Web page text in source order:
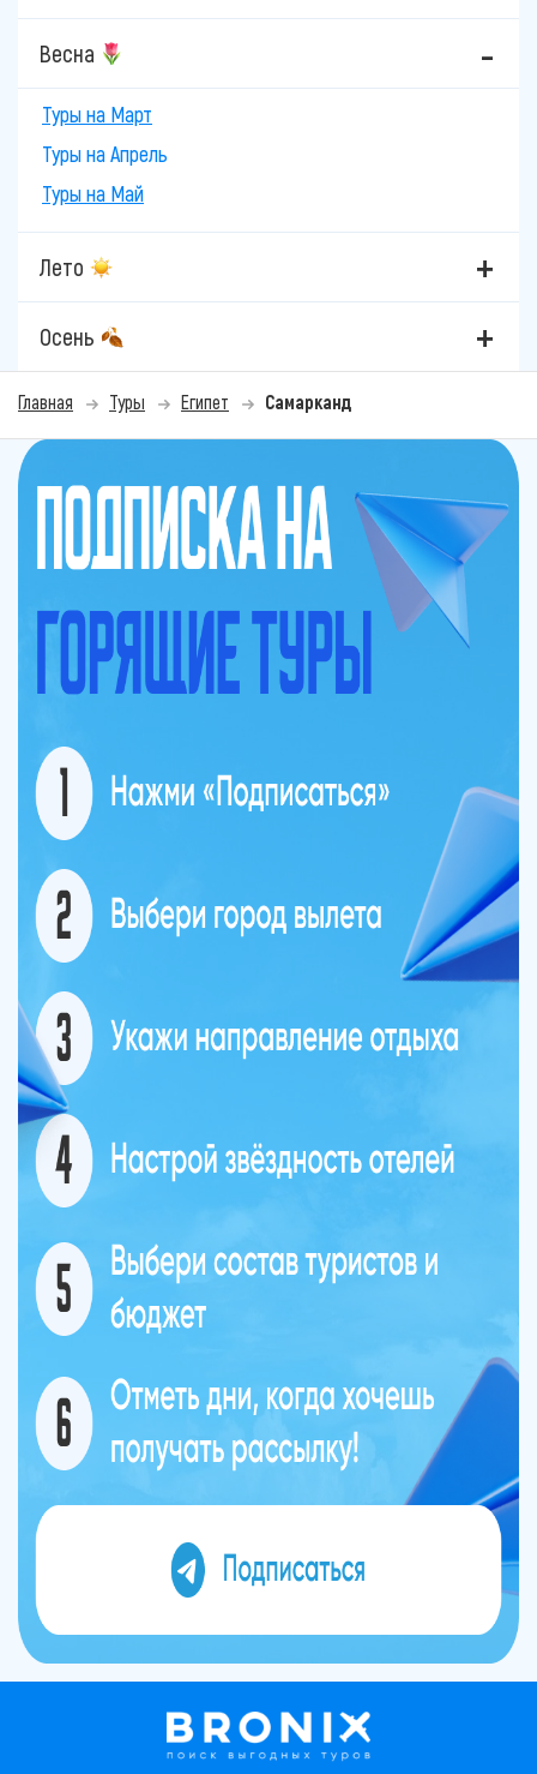
Весна
Туры на Март
Туры на Апрель
Туры на Май
Лето
Осень
Главная Туры Египет Самарканд